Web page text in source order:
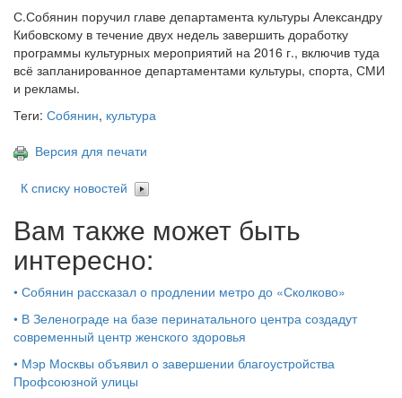
С.Собянин поручил главе департамента культуры Александру
Кибовскому в течение двух недель завершить доработку
программы культурных мероприятий на 2016 г., включив туда
всё запланированное департаментами культуры, спорта, СМИ
и рекламы.
Теги: Собянин, культура
Версия для печати
К списку новостей
Вам также может быть
интересно:
• Собянин рассказал о продлении метро до «Сколково»
• В Зеленограде на базе перинатального центра создадут
современный центр женского здоровья
• Мэр Москвы объявил о завершении благоустройства
Профсоюзной улицы